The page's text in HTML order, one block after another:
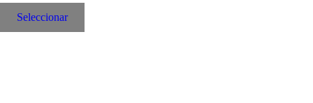
Seleccionar
diverses